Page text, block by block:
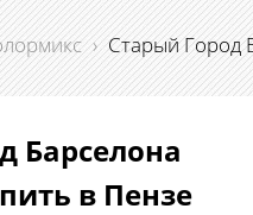
› Старый Город
Барселона
в Пензе